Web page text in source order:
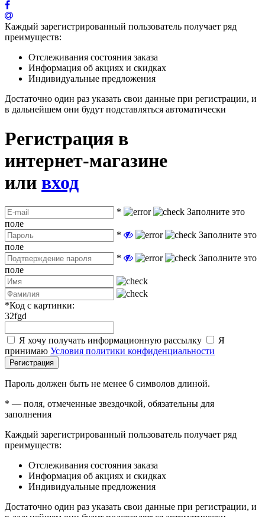
Каждый зарегистрированный пользователь получает ряд
преимуществ:
Отслеживания состояния заказа
Информация об акциях и скидках
Индивидуальные предложения
Достаточно один раз указать свои данные при регистрации, и
в дальнейшем они будут подставляться автоматически
Регистрация в
интернет-магазине
или вход
*
Заполните это
поле
*
Заполните это
поле
*
Заполните это
поле
*Код с картинки:
32fgd
Я хочу получать информационную рассылку
Я
принимаю Условия политики конфиденциальности
Регистрация
Пароль должен быть не менее 6 символов длиной.
* — поля, отмеченные звездочкой, обязательны для
заполнения
Каждый зарегистрированный пользователь получает ряд
преимуществ:
Отслеживания состояния заказа
Информация об акциях и скидках
Индивидуальные предложения
Достаточно один раз указать свои данные при регистрации, и